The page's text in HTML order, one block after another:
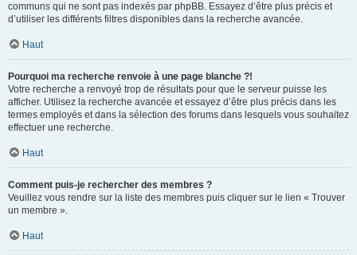
communs qui ne sont pas indexés par phpBB. Essayez d’être plus précis et
d’utiliser les différents filtres disponibles dans la recherche avancée.
Haut
Pourquoi ma recherche renvoie à une page blanche ?!
Votre recherche a renvoyé trop de résultats pour que le serveur puisse les
afficher. Utilisez la recherche avancée et essayez d’être plus précis dans les
termes employés et dans la sélection des forums dans lesquels vous souhaitez
effectuer une recherche.
Haut
Comment puis-je rechercher des membres ?
Veuillez vous rendre sur la liste des membres puis cliquer sur le lien « Trouver
un membre ».
Haut